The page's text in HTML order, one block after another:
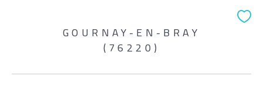
GOURNAY-EN-BRAY
(76220)